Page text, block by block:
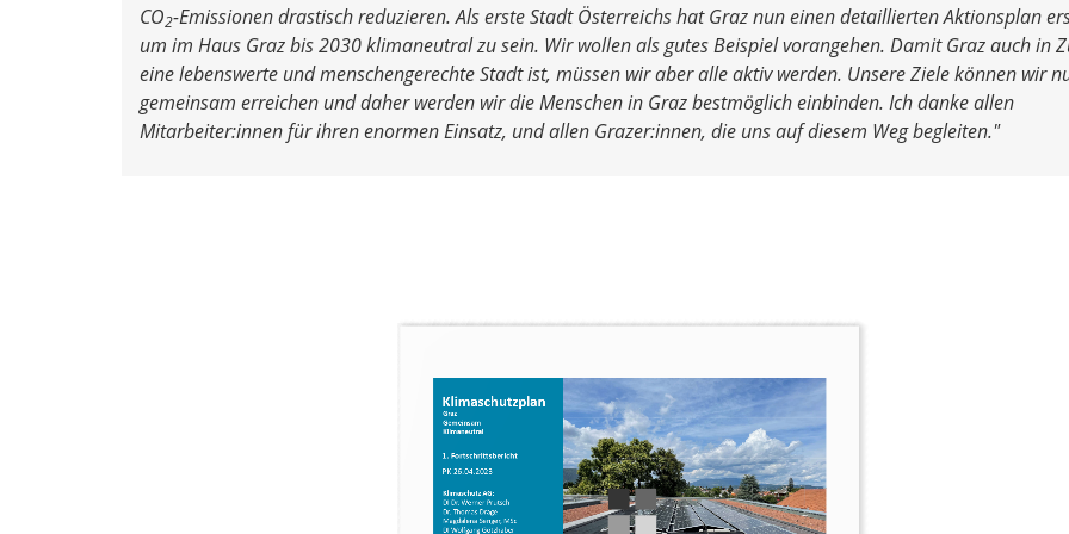
CO2-Emissionen drastisch reduzieren. Als erste StadtÖsterreichs hat Graz nun einen detaillierten Aktionsplan
um im Haus Graz bis 2030klimaneutral zu sein. Wir wollen als gutes Beispiel vorangehen. Damit Graz auch in
einelebenswerte und menschengerechte Stadt ist, müssen wir aber alle aktiv werden. Unsere Zielekönnen wir
gemeinsam erreichen und daher werden wir die Menschen in Graz bestmöglicheinbinden. Ich danke allen
Mitarbeiter:innen für ihren enormen Einsatz, und allen Grazer:innen, die uns auf diesem Weg begleiten."